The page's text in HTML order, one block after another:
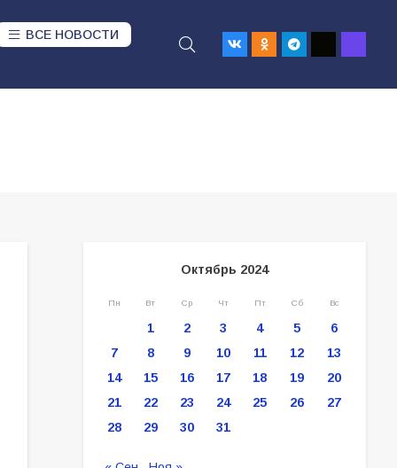
ВСЕ НОВОСТИ
Октябрь 2024
Пн Вт Ср Чт Пт Сб Вс
1 2 3 4 5
6
7
8 9 10 11 12
13
14
15 16 17 18 19
20
21
22 23 24 25 26
27
28
29 30 31